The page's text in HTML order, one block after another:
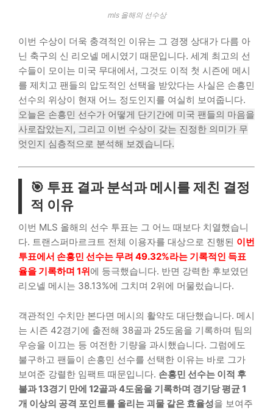
mls 올해의 선수상
이번 수상이 더욱 충격적인 이유는 그 경쟁 상대가 다름 아
닌 축구의 신 리오넬 메시였기 때문입니다. 세계 최고의 선
수들이 모이는 미국 무대에서, 그것도 이적 첫 시즌에 메시
를 제치고 팬들의 압도적인 선택을 받았다는 사실은 손흥민
선수의 위상이 현재 어느 정도인지를 여실히 보여줍니다.
오늘은 손흥민 선수가 어떻게 단기간에 미국 팬들의 마음을
사로잡았는지, 그리고 이번 수상이 갖는 진정한 의미가 무
엇인지 심층적으로 분석해 보겠습니다.
🎯 투표 결과 분석과 메시를 제친 결정
적 이유
이번 MLS 올해의 선수 투표는 그 어느 때보다 치열했습니
다. 트랜스퍼마르크트 전체 이용자를 대상으로 진행된 이번
투표에서 손흥민 선수는 무려 49.32%라는 기록적인 득표
율을 기록하며 1위에 등극했습니다. 반면 강력한 후보였던
리오넬 메시는 38.13%에 그치며 2위에 머물렀습니다.
객관적인 수치만 본다면 메시의 활약도 대단했습니다. 메시
는 시즌 42경기에 출전해 38골과 25도움을 기록하며 팀의
우승을 이끄는 등 여전한 기량을 과시했습니다. 그럼에도
불구하고 팬들이 손흥민 선수를 선택한 이유는 바로 그가
보여준 강렬한 임팩트 때문입니다. 손흥민 선수는 이적 후
불과 13경기 만에 12골과 4도움을 기록하며 경기당 평균 1
개 이상의 공격 포인트를 올리는 괴물 같은 효율성을 보여주